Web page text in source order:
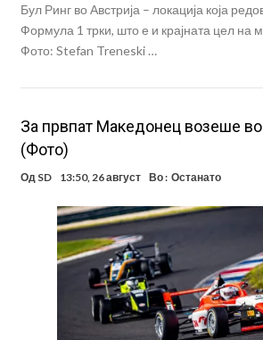
Бул Ринг во Австрија – локација која
Формула 1 трки, што е и крајната цел на
Фото: Stefan Treneski …
За првпат Македонец возеше
(Фото)
Од SD 13:50, 26 август Во : Останато